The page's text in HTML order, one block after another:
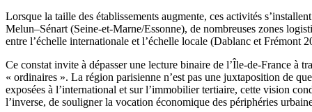
Lorsque la taille des établissements augmente, ces activités
Melun–Sénart (Seine-et-Marne/Essonne), de nombreuses zones
entre l’échelle internationale et l’échelle locale (Dablanc et Frémont
Ce constat invite à dépasser une lecture binaire de l’Île-de-France à
« ordinaires ». La région parisienne n’est pas une juxtaposition de
exposées à l’international et sur l’immobilier tertiaire, cette vision
l’inverse, de souligner la vocation économique des périphéries